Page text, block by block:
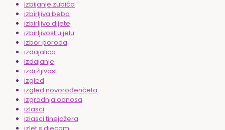
izbijanje zubića
izbirljiva beba
izbirljivo dijete
izbirljivost u jelu
izbor poroda
izdajalica
izdajanje
izdržljivost
izgled
izgled novorođenčeta
izgradnja odnosa
izlasci
izlasci tinejdžera